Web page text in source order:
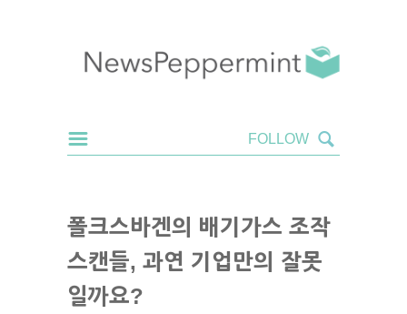
폴크스바겐의 배기가스 조작
스캔들, 과연 기업만의 잘못
일까요?